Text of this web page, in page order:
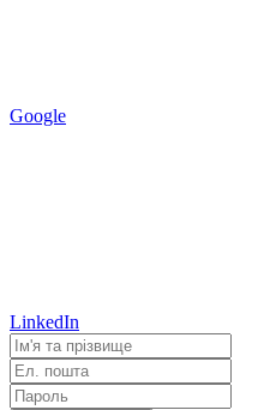
Google
LinkedIn